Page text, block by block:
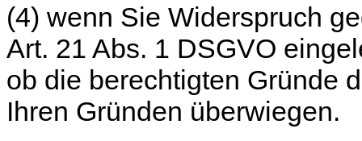
(4) wenn Sie Widerspruch
Art. 21 Abs. 1 DSGVO
ob die berechtigten Gründe
Ihren Gründen überwiegen.